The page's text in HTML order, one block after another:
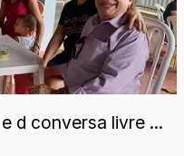
d conversa livre ...